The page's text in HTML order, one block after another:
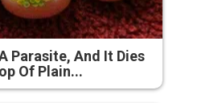
Parasite, And It Dies
Of Plain...